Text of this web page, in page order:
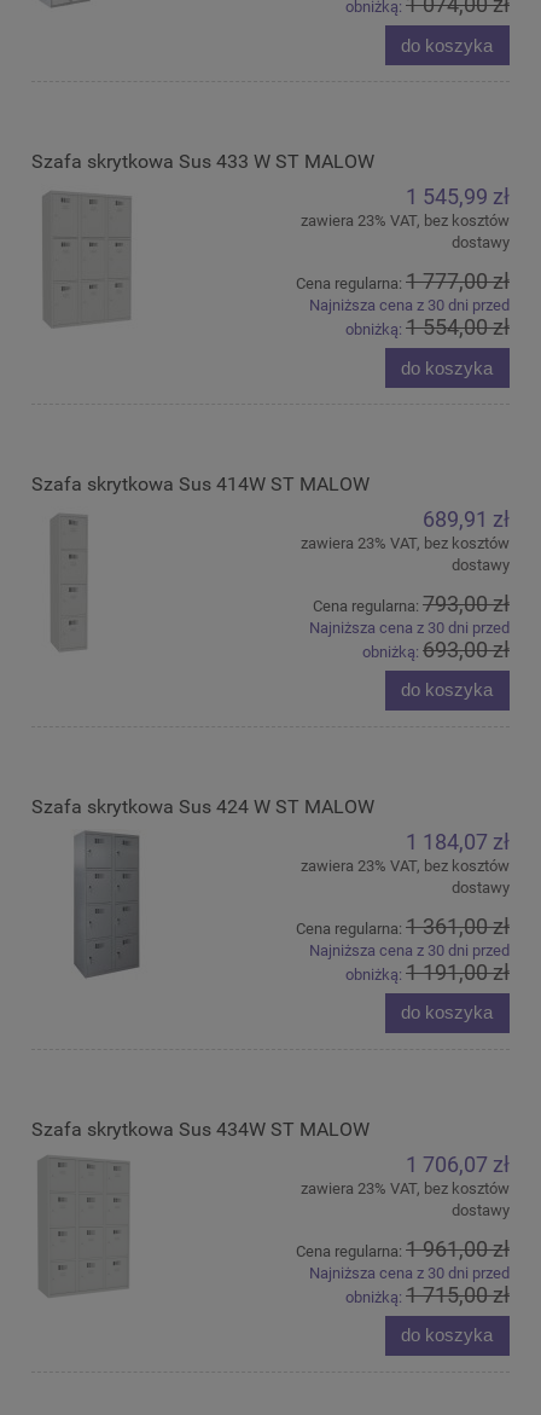
obniżką:
do koszyka
Szafa skrytkowa Sus 433 W ST MALOW
1 545,99 zł
zawiera 23% VAT, bez kosztów
dostawy
Cena regularna: 1 777,00 zł
Najniższa cena z 30 dni przed
obniżką: 1 554,00 zł
do koszyka
Szafa skrytkowa Sus 414W ST MALOW
689,91 zł
zawiera 23% VAT, bez kosztów
dostawy
Cena regularna: 793,00 zł
Najniższa cena z 30 dni przed
obniżką: 693,00 zł
do koszyka
Szafa skrytkowa Sus 424 W ST MALOW
1 184,07 zł
zawiera 23% VAT, bez kosztów
dostawy
Cena regularna: 1 361,00 zł
Najniższa cena z 30 dni przed
obniżką: 1 191,00 zł
do koszyka
Szafa skrytkowa Sus 434W ST MALOW
1 706,07 zł
zawiera 23% VAT, bez kosztów
dostawy
Cena regularna: 1 961,00 zł
Najniższa cena z 30 dni przed
obniżką: 1 715,00 zł
do koszyka